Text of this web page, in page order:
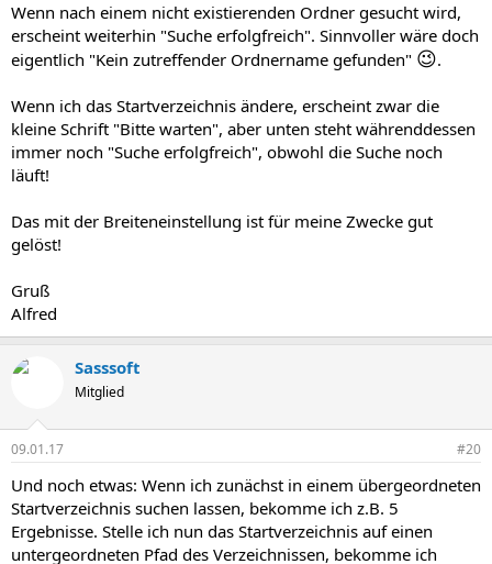
Wenn nach einem nicht existierenden Ordner gesucht wird,
erscheint weiterhin "Suche erfolgfreich". Sinnvoller wäre doch
eigentlich "Kein zutreffender Ordnername gefunden" 😉.
Wenn ich das Startverzeichnis ändere, erscheint zwar die
kleine Schrift "Bitte warten", aber unten steht währenddessen
immer noch "Suche erfolgfreich", obwohl die Suche noch
läuft!
Das mit der Breiteneinstellung ist für meine Zwecke gut
gelöst!
Gruß
Alfred
Sasssoft
Mitglied
09.01.17 #20
Und noch etwas: Wenn ich zunächst in einem übergeordneten
Startverzeichnis suchen lassen, bekomme ich z.B. 5
Ergebnisse. Stelle ich nun das Startverzeichnis auf einen
untergeordneten Pfad des Verzeichnissen, bekomme ich